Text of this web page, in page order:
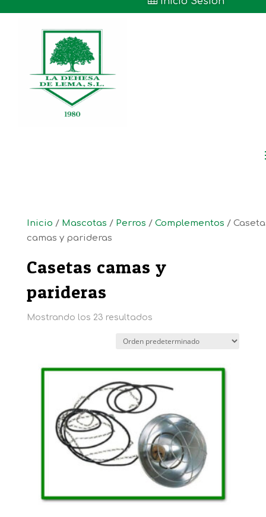
Inicio / Mascotas / Perros / Complementos /
camas y parideras
Casetas camas y
parideras
Mostrando los 23 resultados